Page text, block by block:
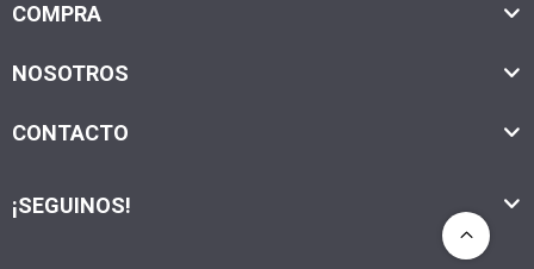
COMPRA
NOSOTROS
CONTACTO
¡SEGUINOS!